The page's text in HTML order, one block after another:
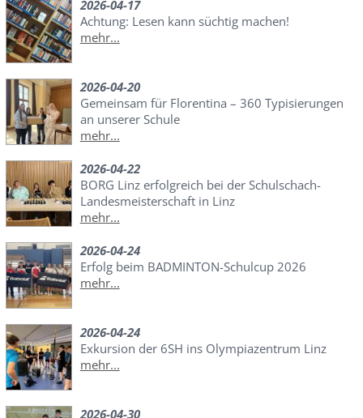
2026-04-17
Achtung: Lesen kann süchtig machen!
mehr...
2026-04-20
Gemeinsam für Florentina – 360 Typisierungen
an unserer Schule
mehr...
2026-04-22
BORG Linz erfolgreich bei der Schulschach-
Landesmeisterschaft in Linz
mehr...
2026-04-24
Erfolg beim BADMINTON-Schulcup 2026
mehr...
2026-04-24
Exkursion der 6SH ins Olympiazentrum Linz
mehr...
2026-04-30